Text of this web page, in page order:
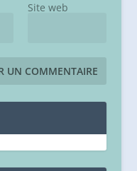
Site web